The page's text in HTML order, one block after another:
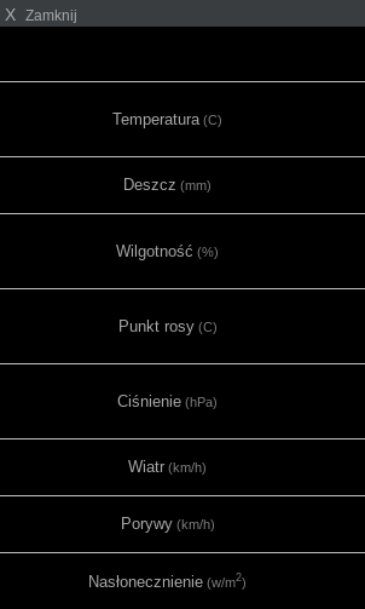
X Zamknij
Temperatura (C)
Deszcz (mm)
Wilgotność (%)
Punkt rosy(C)
Ciśnienie (hPa)
Wiatr (km/h)
Porywy(km/h)
Nasłonecznienie (w/m2)